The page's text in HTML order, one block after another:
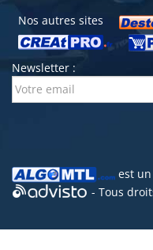
Nos autres sites
Newsletter :
est
- Tous